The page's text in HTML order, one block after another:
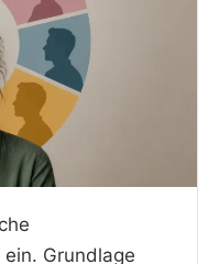
Grundlage